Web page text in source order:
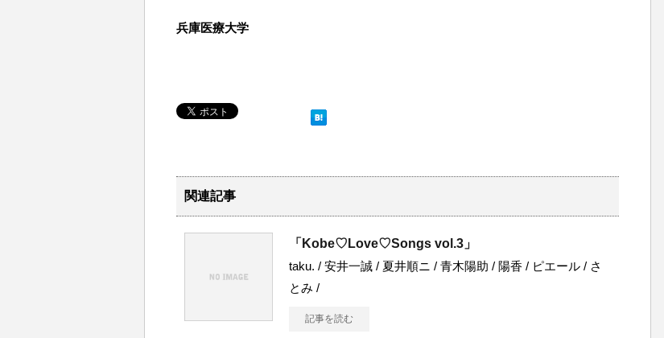
兵庫医療大学
関連記事
「Kobe♡Love♡Songs vol.3」
taku. / 安井一誠 / 夏井順ニ / 青木陽助 / 陽香 / ピエール / さ
とみ /
記事を読む